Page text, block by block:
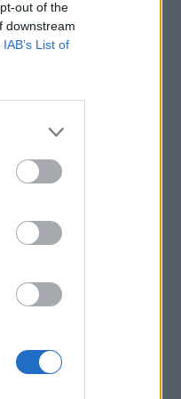
out of the
downstream
IAB’s List of